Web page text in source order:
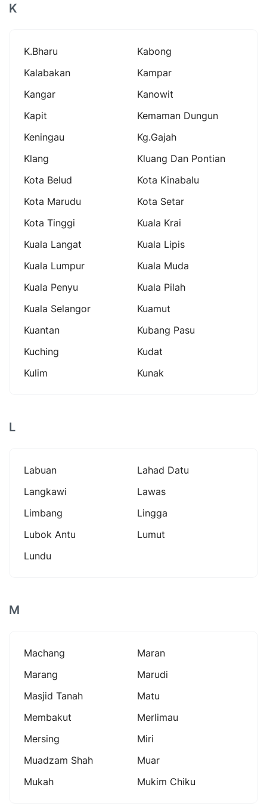
K
K.bharu
Kabong
Kalabakan
Kampar
Kangar
Kanowit
Kapit
Kemaman Dungun
Keningau
Kg.gajah
Klang
Kluang Dan Pontian
Kota Belud
Kota Kinabalu
Kota Marudu
Kota Setar
Kota Tinggi
Kuala Krai
Kuala Langat
Kuala Lipis
Kuala Lumpur
Kuala Muda
Kuala Penyu
Kuala Pilah
Kuala Selangor
Kuamut
Kuantan
Kubang Pasu
Kuching
Kudat
Kulim
Kunak
L
Labuan
Lahad Datu
Langkawi
Lawas
Limbang
Lingga
Lubok Antu
Lumut
Lundu
M
Machang
Maran
Marang
Marudi
Masjid Tanah
Matu
Membakut
Merlimau
Mersing
Miri
Muadzam Shah
Muar
Mukah
Mukim Chiku